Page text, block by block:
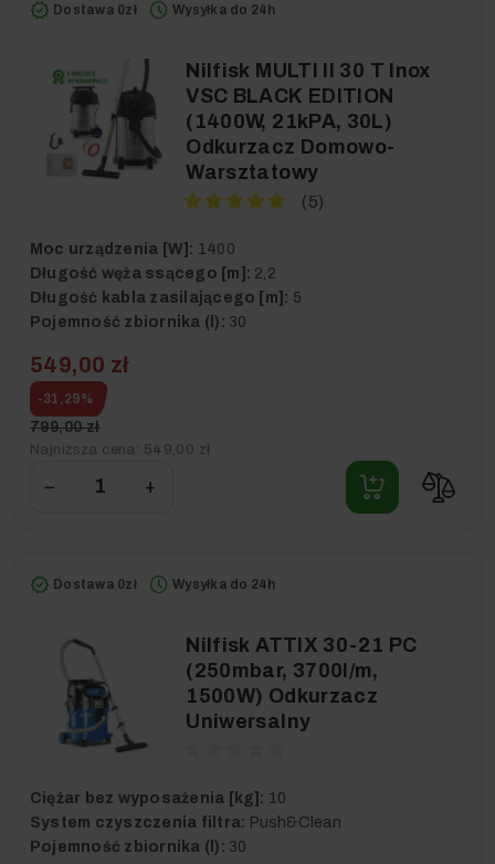
Dostawa 0zł Wysyłka do 24h
Nilfisk MULTI II 30 T Inox
VSC BLACK EDITION
(1400W, 21kPA, 30L)
Odkurzacz Domowo-
Warsztatowy
(5)
Moc urządzenia [W]: 1400
Długość węża ssącego [m]: 2,2
Długość kabla zasilającego [m]: 5
Pojemność zbiornika (l): 30
549,00 zł
-31,29%
799,00 zł
Najniższa cena: 549,00 zł
− +
Dostawa 0zł Wysyłka do 24h
Nilfisk ATTIX 30-21 PC
(250mbar, 3700l/m,
1500W) Odkurzacz
Uniwersalny
Ciężar bez wyposażenia [kg]: 10
System czyszczenia filtra: Push&Clean
Pojemność zbiornika (l): 30